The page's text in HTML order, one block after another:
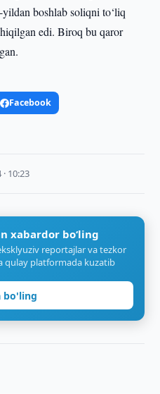
boshlab soliqni to‘liq
edi. Biroq bu qaror
Facebook
10:23
xabardor bo‘ling
reportajlar va tezkor
qulay platformada kuzatib
bo'ling